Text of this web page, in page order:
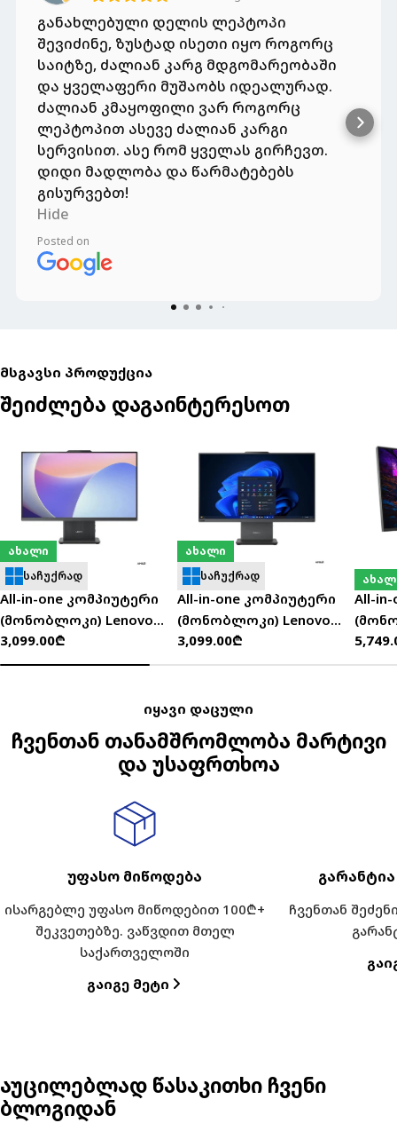
განახლებული დელის ლეპტოპი
შევიძინე, ზუსტად ისეთი იყო როგორც
საიტზე, ძალიან კარგ მდგომარეობაში
და ყველაფერი მუშაობს იდეალურად.
ძალიან კმაყოფილი ვარ როგორც
ლეპტოპით ასევე ძალიან კარგი
სერვისით. ასე რომ ყველას გირჩევთ.
დიდი მადლობა და წარმატებებს
გისურვებთ!
Hide
Posted on
მსგავსი პროდუქცია
შეიძლება დაგაინტერესოთ
ახალი
საჩუქრად
All-in-one კომპიუტერი
(მონობლოკი) Lenovo
IdeaCentre AIO 27ARR9
27" FHD (Ryzen 7
ჩვეულებრივი
3,099.00₾
ახალი
საჩუქრად
All-in-one კომპიუტერი
(მონობლოკი) Lenovo
ThinkCentre neo 55a 24
Gen 6 23.8" FHD (Ryzen 7
13F90021GW
ჩვეულებრივი
3,099.00₾
All-
QHD
იყავი დაცული
ჩვენთან თანამშრომლობა მარტივი
და უსაფრთხოა
უფასო მიწოდება
ისარგებლე უფასო მიწოდებით 100₾+
შეკვეთებზე. ვაწვდით მთელ
საქართველოში
Გაიგე Მეტი
ჩვენთან
აუცილებლად წასაკითხი ჩვენი
ბლოგიდან